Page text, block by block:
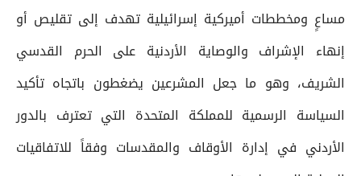
مساعٍ ومخططات أميركية إسرائيلية تهدف إلى تقليص أو
إنهاء الإشراف والوصاية الأردنية على الحرم القدسي
الشريف، وهو ما جعل المشرعين يضغطون باتجاه تأكيد
السياسة الرسمية للمملكة المتحدة التي تعترف بالدور
الأردني في إدارة الأوقاف والمقدسات وفقاً للاتفاقيات